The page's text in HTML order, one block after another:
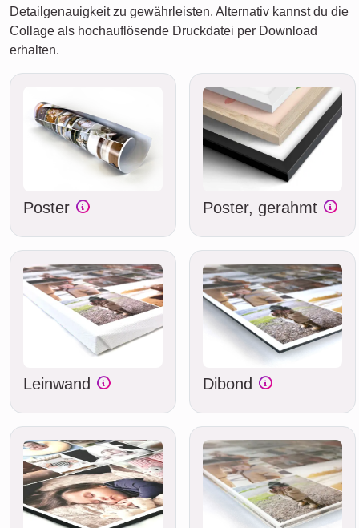
Detailgenauigkeit zu gewährleisten. Alternativ kannst du die
Collage als hochauflösende Druckdatei per Download
erhalten.
Poster Poster, gerahmt
Leinwand Dibond